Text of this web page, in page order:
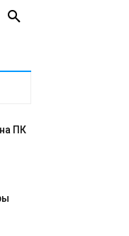
ПК